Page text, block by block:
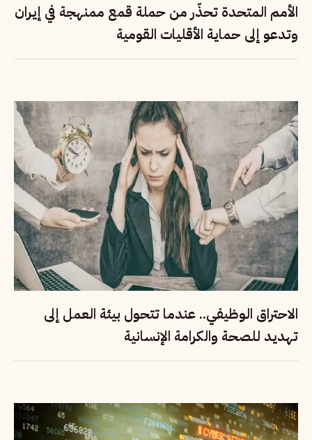
الأمم المتحدة تحذّر من حملة قمع ممنهجة في إيران
وتدعو إلى حماية الأقليات القومية
الاحتراق الوظيفي.. عندما تتحول بيئة العمل إلى
تهديد للصحة والكرامة الإنسانية